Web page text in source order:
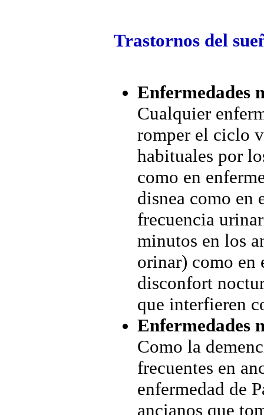
Trastornos del
Enfermedades
Cualquier
romper el ciclo
habituales por
como en
disnea como en
frecuencia
minutos en los
orinar) como en
disconfort
que interfieren
Enfermedades
Como la
frecuentes en
enfermedad de
ancianos que